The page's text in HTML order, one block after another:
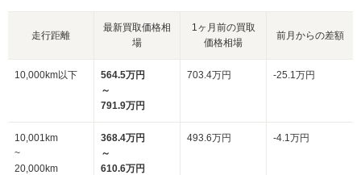
走行距離
最新買取価格相
場
1ヶ月前の買取
価格相場
前月からの差額
10,000km以下
564.5万円
～
791.9万円
703.4万円 -25.1万円
10,001km
~
20,000km
368.4万円
～
610.6万円
493.6万円 -4.1万円